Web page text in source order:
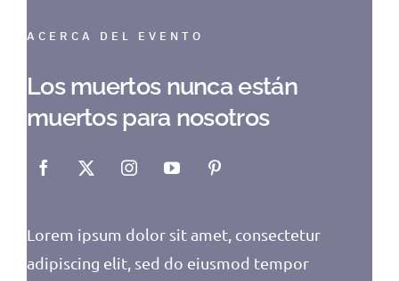
ACERCA DEL EVENTO
Los muertos nunca están
muertos para nosotros
Lorem ipsum dolor sit amet, consectetur
adipiscing elit, sed do eiusmod tempor